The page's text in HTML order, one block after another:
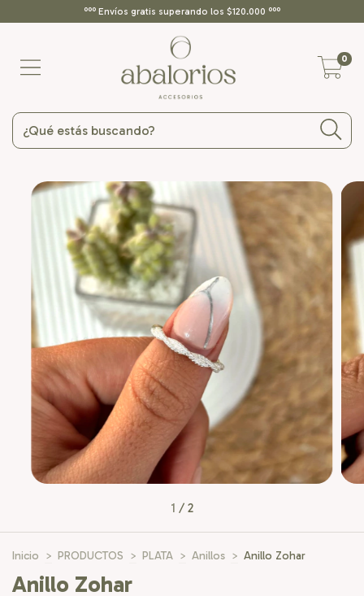
ººº Envíos gratis superando los $120.000 ººº
0
1 / 2
Inicio > PRODUCTOS > PLATA > Anillos > Anillo Zohar
Anillo Zohar